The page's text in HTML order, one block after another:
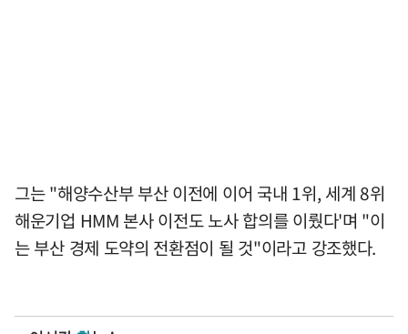
그는 "해양수산부 부산 이전에 이어 국내 1위, 세계 8위
해운기업 HMM 본사 이전도 노사 합의를 이뤘다'며 "이
는 부산 경제 도약의 전환점이 될 것"이라고 강조했다.